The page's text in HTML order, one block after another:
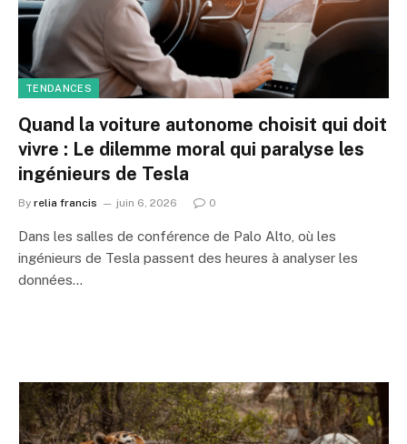
TENDANCES
Quand la voiture autonome choisit qui doit
vivre : Le dilemme moral qui paralyse les
ingénieurs de Tesla
By relia francis juin 6, 2026 0
Dans les salles de conférence de Palo Alto, où les
ingénieurs de Tesla passent des heures à analyser les
données…